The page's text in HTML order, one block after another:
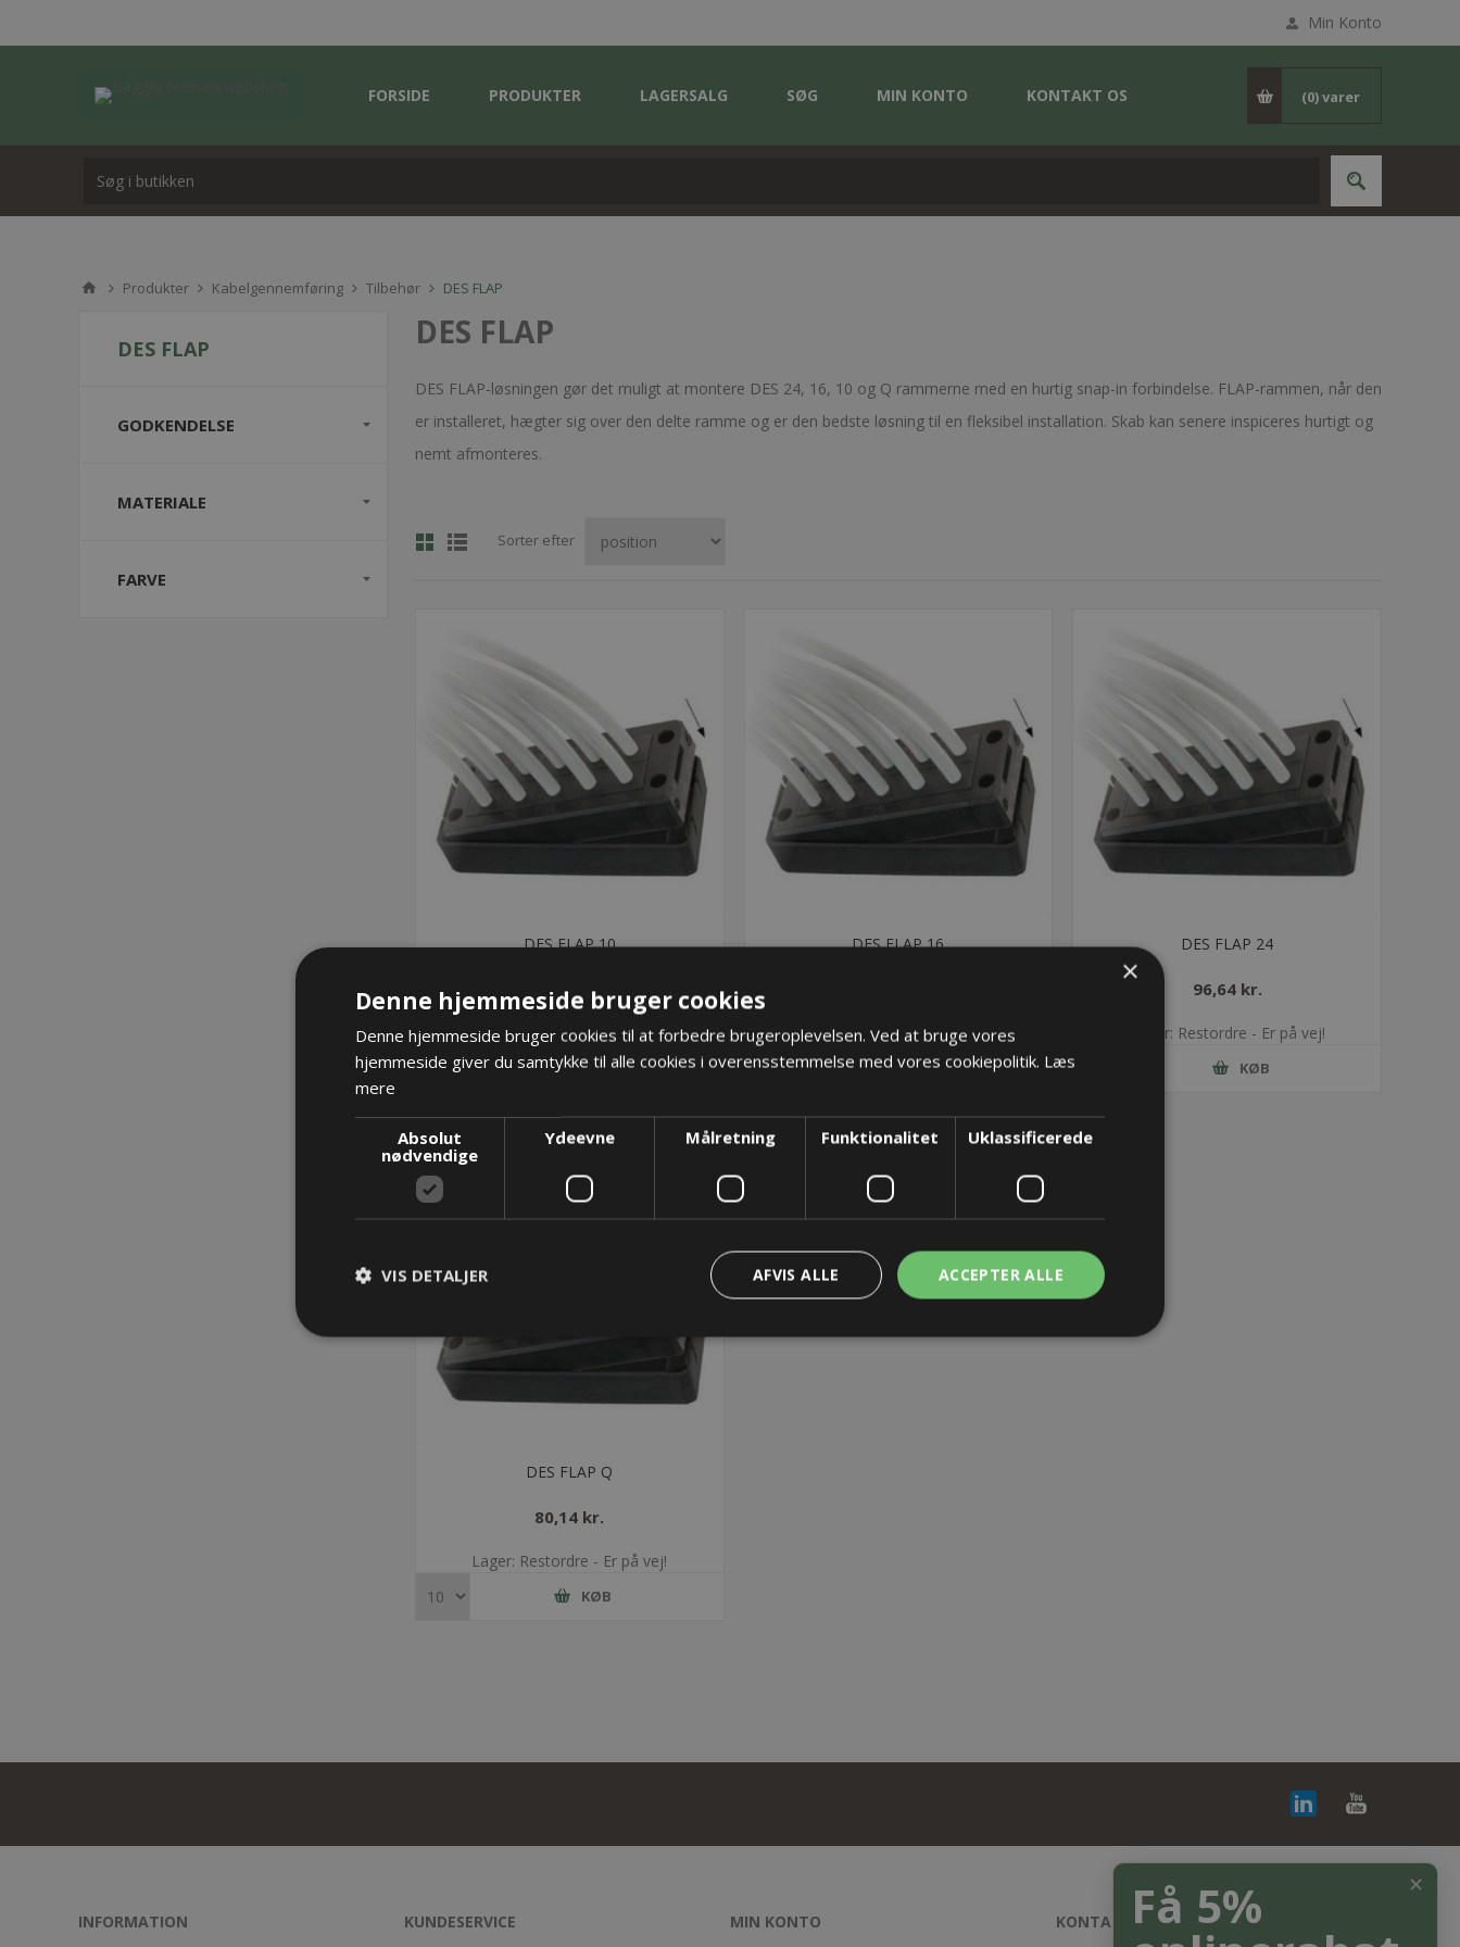
Min Konto
FORSIDE PRODUKTER LAGERSALG SØG MIN KONTO KONTAKT OS (0)varer
Produkter Kabelgennemføring Tilbehør DES FLAP
DES FLAP
DES FLAP-løsningen gør det muligt at montere DES 24, 16, 10 og Q rammerne med en hurtig snap-in forbindelse. FLAP-rammen, når den
er installeret, hægter sig over den delte ramme og er den bedste løsning til en fleksibel installation. Skab kan senere inspiceres hurtigt og
nemt afmonteres.
Sorter efter
DES FLAP 10
96,64 kr.
Lager: Restordre - Er på vej!
KØB
DES FLAP 16
Lager: Restordre - Er på vej!
KØB
DES FLAP 24
96,64 kr.
Lager: Restordre - Er på vej!
KØB
DES FLAP Q
80,14 kr.
Lager: Restordre - Er på vej!
KØB
DES FLAP
GODKENDELSE
MATERIALE
FARVE
INFORMATION KUNDESERVICE MIN KONTO KONTAKT OS
✕
Få 5%
×
Denne hjemmeside bruger cookies
Denne hjemmeside bruger cookies til at forbedre brugeroplevelsen. Ved at bruge vores
hjemmeside giver du samtykke til alle cookies i overensstemmelse med vores cookiepolitik. Læs
mere
Absolut
nødvendige
Ydeevne Målretning Funktionalitet Uklassificerede
ACCEPTER ALLE
AFVIS ALLE
VIS DETALJER